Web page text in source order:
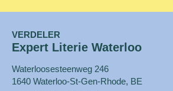
VERDELER
Expert Literie Waterloo
Waterloosesteenweg 246
1640 Waterloo-St-Gen-Rhode, BE